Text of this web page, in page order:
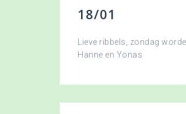
18/01
Lieve ribbels, zondag
Hanne en Yonas